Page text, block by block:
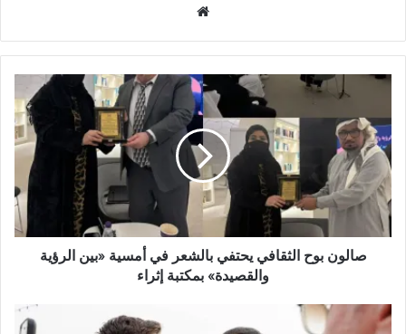
ق
ع
ا
ل
و
ي
ب
صالون بوح الثقافي يحتفي بالشعر في أمسية «بين الرؤية
والقصيدة» بمكتبة إثراء